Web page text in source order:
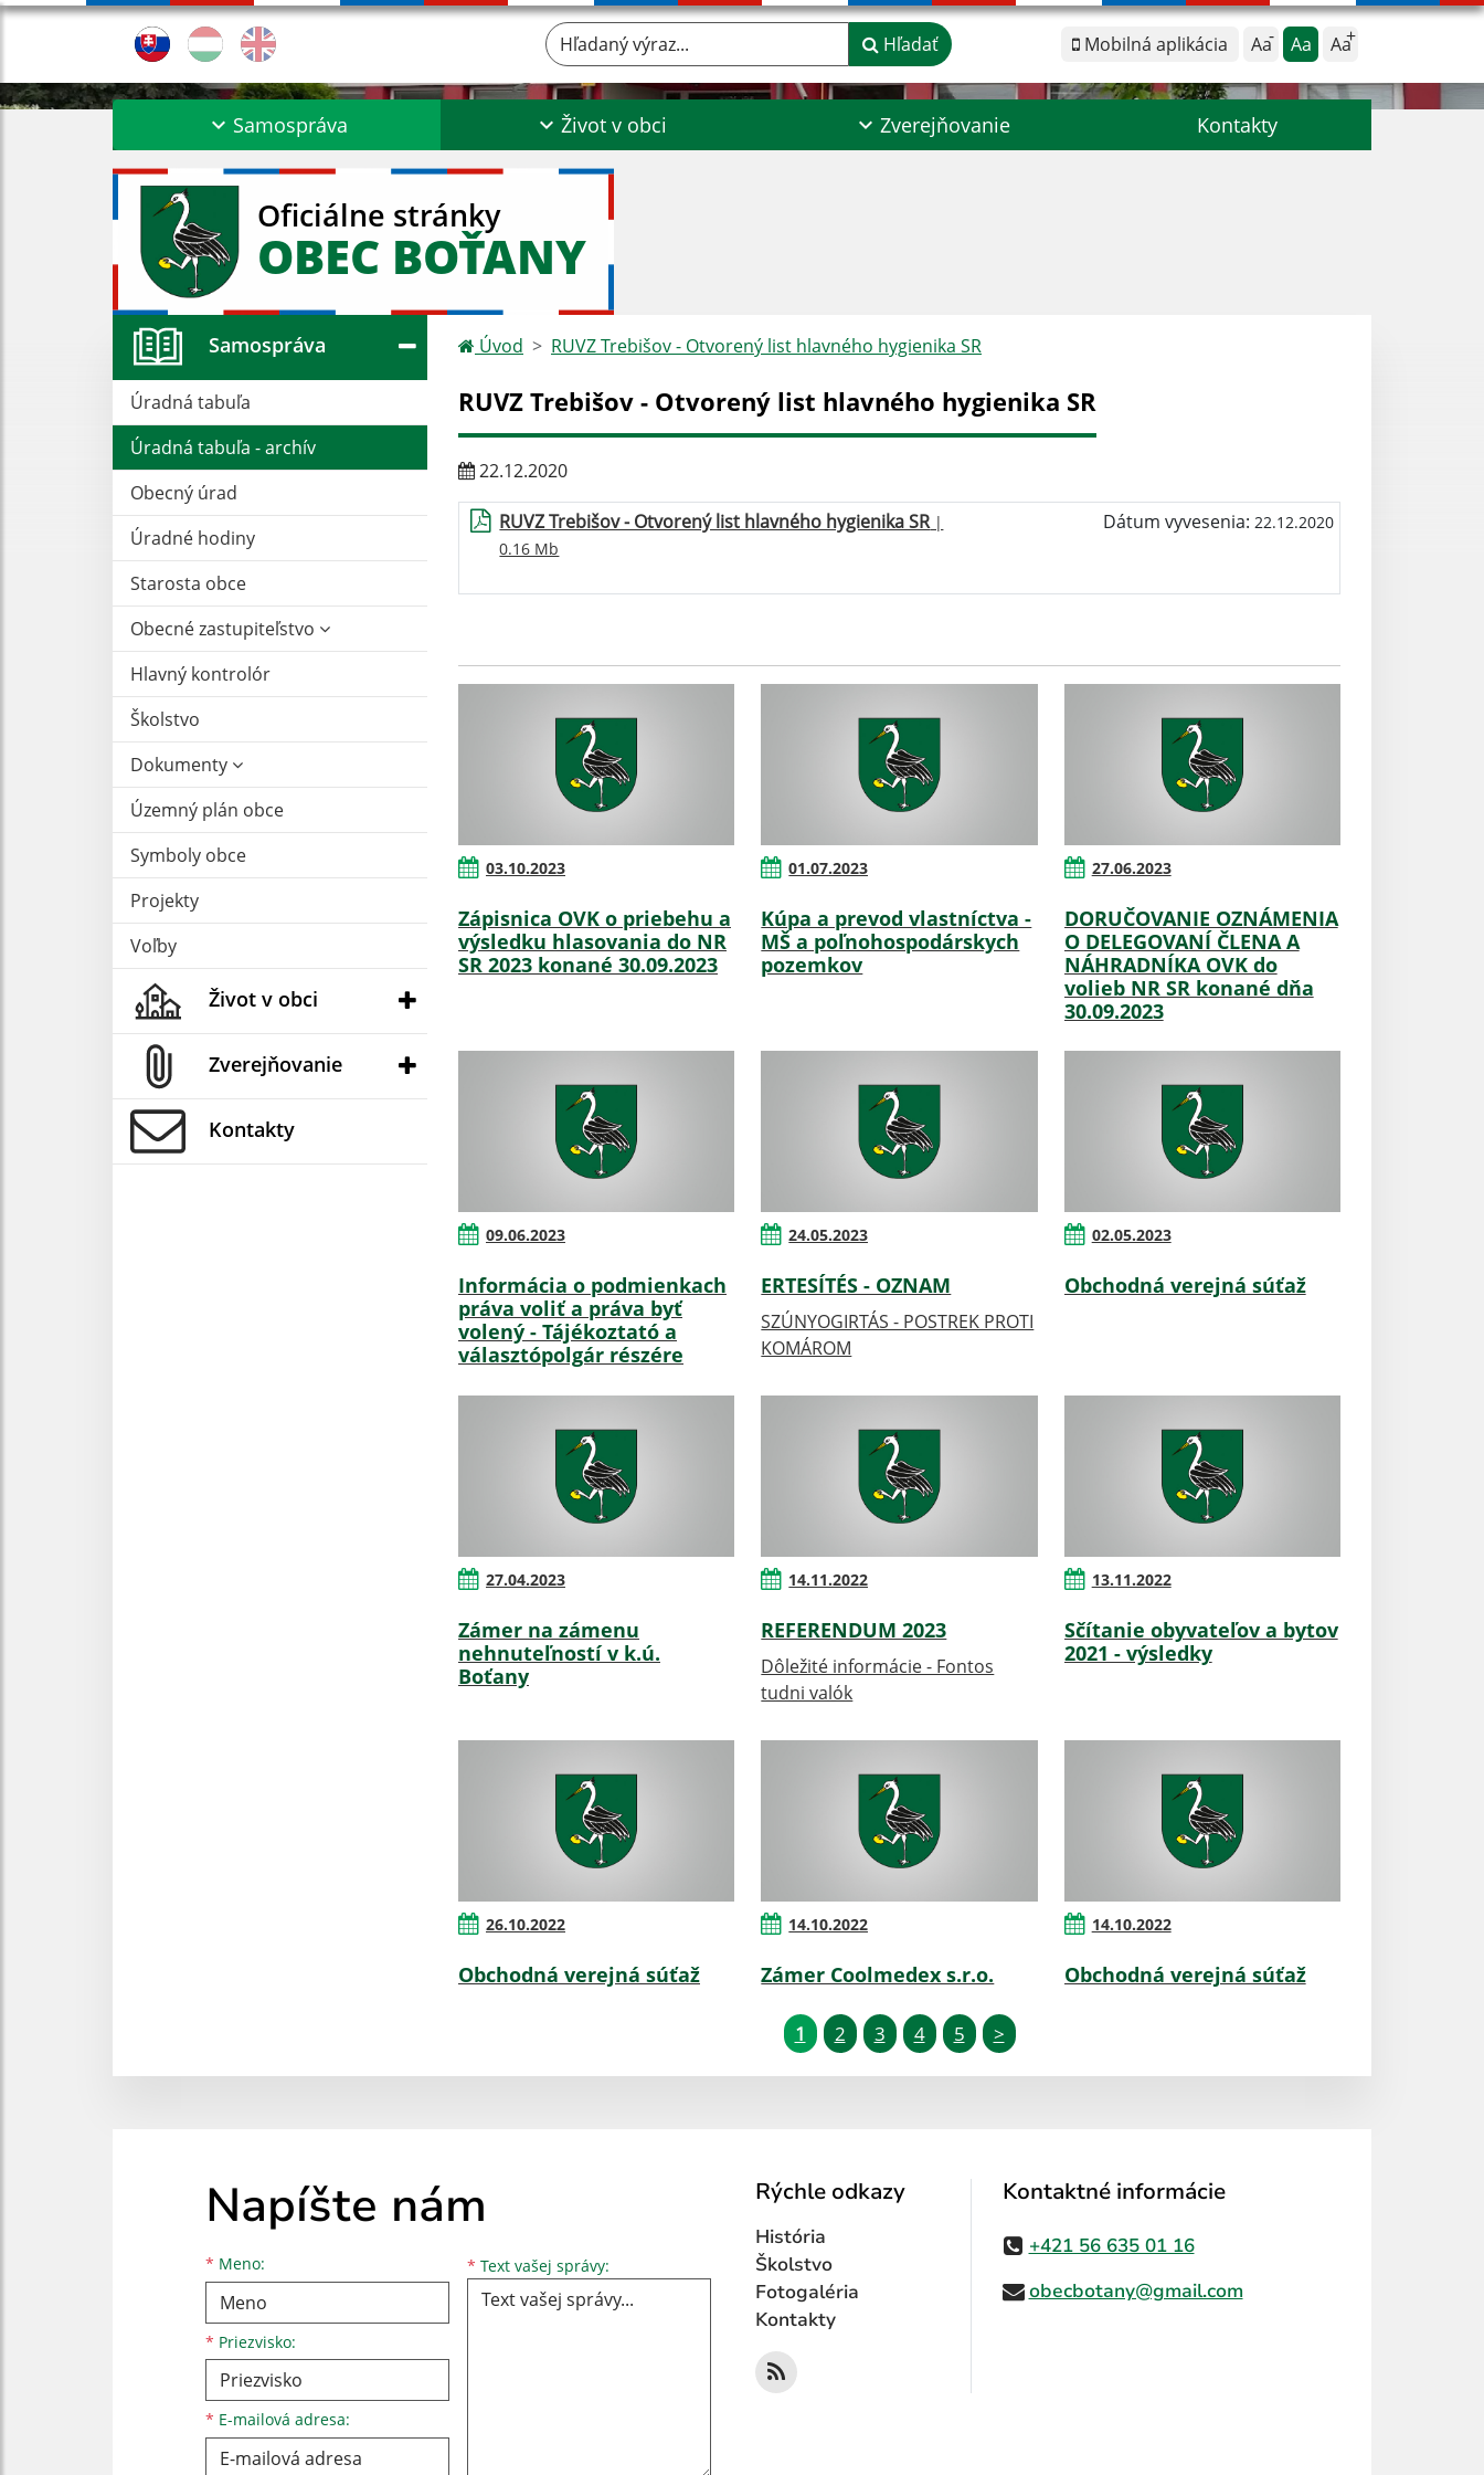
Mobilná aplikácia Aa Aa Aa
Hľadaný výraz... Hľadať
Samospráva Život v obci Zverejňovanie Kontakty
Oficiálne stránky
OBEC BOŤANY
Samospráva
Úradná tabuľa
Úradná tabuľa - archív
Obecný úrad
Úradné hodiny
Starosta obce
Obecné zastupiteľstvo
Hlavný kontrolór
Školstvo
Dokumenty
Územný plán obce
Symboly obce
Projekty
Voľby
Život v obci
Zverejňovanie
Kontakty
Úvod RUVZ Trebišov - Otvorený list hlavného hygienika SR
RUVZ Trebišov - Otvorený list hlavného hygienika SR
22.12.2020
RUVZ Trebišov - Otvorený list hlavného hygienika SR|
0.16 Mb
Dátum vyvesenia: 22.12.2020
03.10.2023
Zápisnica OVK o priebehu a
výsledku hlasovania do NR
SR 2023 konané 30.09.2023
01.07.2023
Kúpa a prevod vlastníctva -
MŠ a poľnohospodárskych
pozemkov
27.06.2023
DORUČOVANIE OZNÁMENIA
O DELEGOVANÍ ČLENA A
NÁHRADNÍKA OVK do
volieb NR SR konané dňa
30.09.2023
09.06.2023
Informácia o podmienkach
práva voliť a práva byť
volený - Tájékoztató a
választópolgár részére
24.05.2023
ERTESÍTÉS - OZNAM
SZÚNYOGIRTÁS - POSTREK PROTI
KOMÁROM
02.05.2023
Obchodná verejná súťaž
27.04.2023
Zámer na zámenu
nehnuteľností v k.ú.
Boťany
14.11.2022
REFERENDUM 2023
Dôležité informácie - Fontos
tudni valók
13.11.2022
Sčítanie obyvateľov a bytov
2021 - výsledky
26.10.2022
Obchodná verejná súťaž
14.10.2022
Zámer Coolmedex s.r.o.
14.10.2022
Obchodná verejná súťaž
1 2 3 4 5 >
Napíšte nám
* Meno:
Meno
* Priezvisko:
Priezvisko
* E-mailová adresa:
E-mailová adresa * Text vašej správy: Text vašej správy...
Rýchle odkazy
História
Školstvo
Fotogaléria
Kontakty
Kontaktné informácie
+421 56 635 01 16
obecbotany@gmail.com